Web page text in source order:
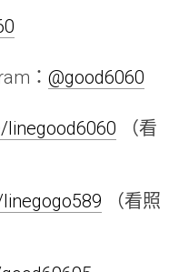
： @good6060
（看
（看照